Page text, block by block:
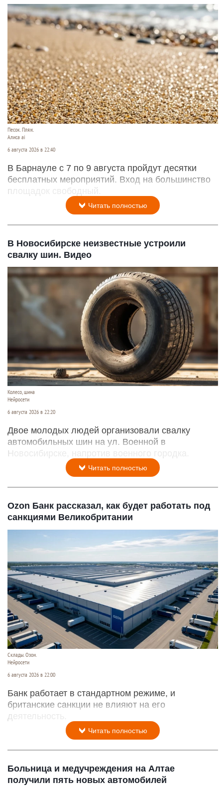
Песок. Пляж.
Алиса ai
6 августа 2026 в 22:40
В Барнауле с 7 по 9 августа пройдут десятки
бесплатных мероприятий. Вход на большинство
площадок свободный.
Читать полностью
В Новосибирске неизвестные устроили
свалку шин. Видео
Колесо, шина
Нейросети
6 августа 2026 в 22:20
Двое молодых людей организовали свалку
автомобильных шин на ул. Военной в
Новосибирске, напротив военного городка.
Читать полностью
Ozon Банк рассказал, как будет работать под
санкциями Великобритании
Склады. Озон.
Нейросети
6 августа 2026 в 22:00
Банк работает в стандартном режиме, и
британские санкции не влияют на его
деятельность.
Читать полностью
Больница и медучреждения на Алтае
получили пять новых автомобилей